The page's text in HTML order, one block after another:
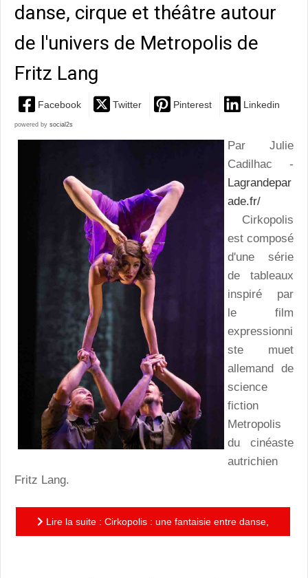
danse, cirque et théâtre autour
de l'univers de Metropolis de
Fritz Lang
Facebook Twitter Pinterest Linkedin
powered by social2s
Par Julie
Cadilhac -
Lagrandepar
ade.fr/
Cirkopolis
est composé
d'une série
de tableaux
inspiré par
le film
expressionni
ste muet
allemand de
science
fiction
Metropolis
du cinéaste
autrichien
Fritz Lang.
Lire la suite : Cirkopolis : une fantaisie entre danse,